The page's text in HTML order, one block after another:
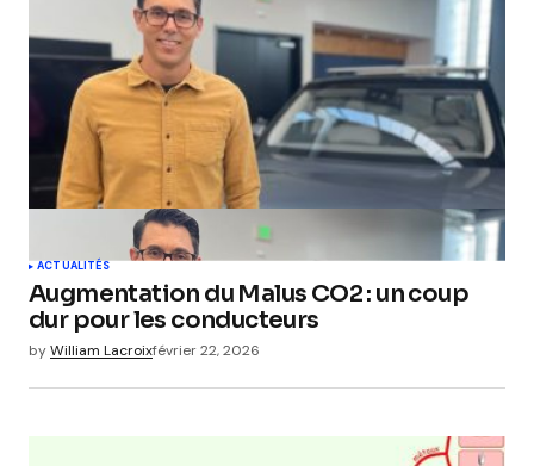
ACTUALITÉS
Augmentation du Malus CO2 : un coup
dur pour les conducteurs
byWilliam Lacroixfévrier 22, 2026